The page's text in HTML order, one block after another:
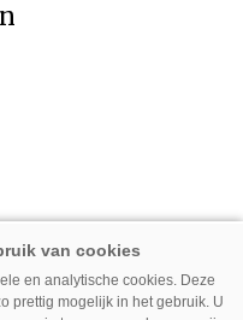
en analytische cookies. Deze
prettig mogelijk in het gebruik. U